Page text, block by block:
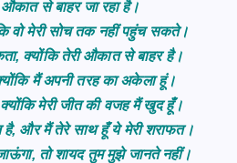
से बाहर जा रहा है।
वो मेरी सोच तक नहीं पहुंच सकते।
क्योंकि तेरी औकात से बाहर है।
मैं अपनी तरह का अकेला हूं।
मेरी जीत की वजह मैं खुद हूँ।
है, और मैं तेरे साथ हूँ ये मेरी शराफत।
तो शायद तुम मुझे जानते नहीं।